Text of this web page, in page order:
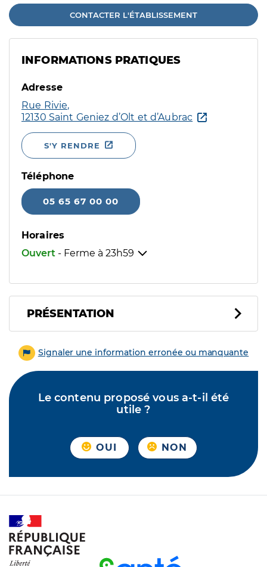
CONTACTER L'ÉTABLISSEMENT
INFORMATIONS PRATIQUES
Adresse
Rue Rivie,
12130 Saint Geniez d’Olt et d’Aubrac
S'Y RENDRE
Téléphone
05 65 67 00 00
Horaires
Ouvert - Ferme à 23h59
PRÉSENTATION
Signaler une information erronée ou manquante
Le contenu proposé vous a-t-il été
utile ?
OUI NON